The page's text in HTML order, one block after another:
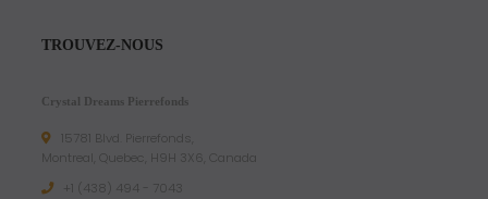
TROUVEZ-NOUS
Crystal Dreams Pierrefonds
15781 Blvd. Pierrefonds,
Montreal, Quebec, H9H 3X6, Canada
+1 (438) 494 - 7043